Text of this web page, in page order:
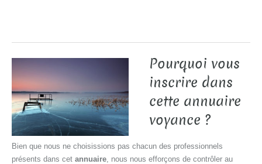
Pourquoi vous
inscrire dans
cette annuaire
voyance ?
Bien que nous ne choisissions pas chacun des professionnels
présents dans cet annuaire , nous nous efforçons de contrôler au